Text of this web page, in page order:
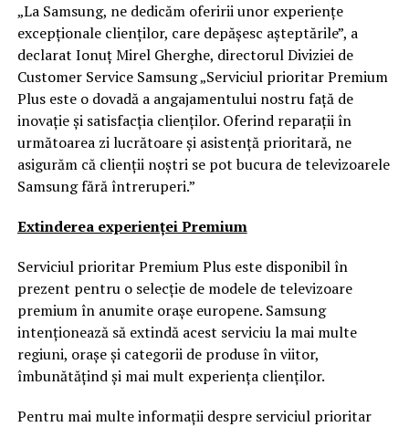
„La Samsung, ne dedicăm oferirii unor experiențe
excepționale clienților, care depășesc așteptările”, a
declarat Ionuț Mirel Gherghe, directorul Diviziei de
Customer Service Samsung „Serviciul prioritar Premium
Plus este o dovadă a angajamentului nostru față de
inovație și satisfacția clienților. Oferind reparații în
următoarea zi lucrătoare și asistență prioritară, ne
asigurăm că clienții noștri se pot bucura de televizoarele
Samsung fără întreruperi.”
Extinderea experienței Premium
Serviciul prioritar Premium Plus este disponibil în
prezent pentru o selecție de modele de televizoare
premium în anumite orașe europene. Samsung
intenționează să extindă acest serviciu la mai multe
regiuni, orașe și categorii de produse în viitor,
îmbunătățind și mai mult experiența clienților.
Pentru mai multe informații despre serviciul prioritar